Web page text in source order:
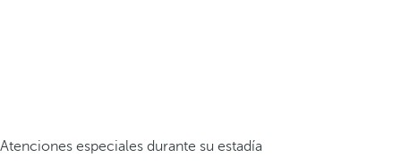
Atenciones especiales durante su estadía